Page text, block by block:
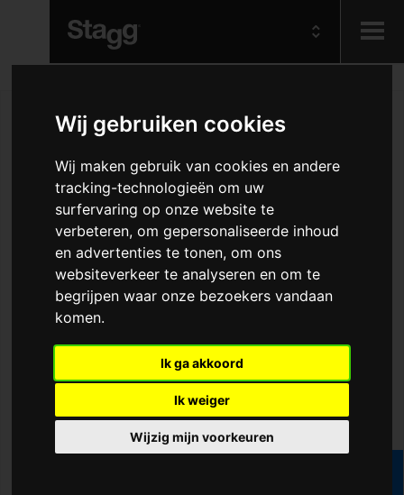
Wij gebruiken cookies
Wij maken gebruik van cookies en andere
tracking-technologieën om uw
surfervaring op onze website te
verbeteren, om gepersonaliseerde inhoud
en advertenties te tonen, om ons
websiteverkeer te analyseren en om te
begrijpen waar onze bezoekers vandaan
komen.
Ik ga akkoord
Ik weiger
Wijzig mijn voorkeuren
Lighting